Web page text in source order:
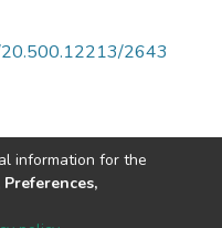
20.500.12213/2643
information for the